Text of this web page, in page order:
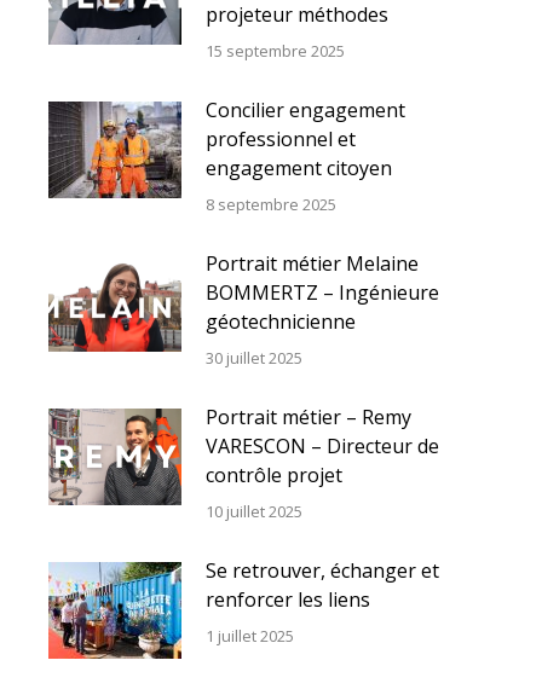
projeteur méthodes
15 septembre 2025
Concilier engagement
professionnel et
engagement citoyen
8 septembre 2025
Portrait métier Melaine
BOMMERTZ – Ingénieure
géotechnicienne
30 juillet 2025
Portrait métier – Remy
VARESCON – Directeur de
contrôle projet
10 juillet 2025
Se retrouver, échanger et
renforcer les liens
1 juillet 2025